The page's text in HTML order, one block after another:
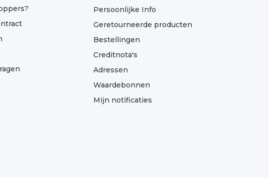
Persoonlijke Info
Geretourneerde producten
Bestellingen
Creditnota's
Adressen
Waardebonnen
Mijn notificaties